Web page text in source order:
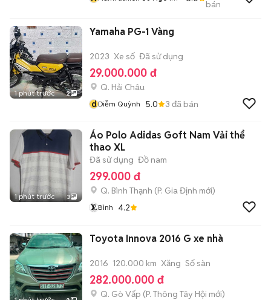
bán
1 phút trước 2
Yamaha PG-1 Vàng
2023 Xe số Đã sử dụng
29.000.000 đ
Q. Hải Châu
dDiễm Quỳnh 5.0 3 đã bán
1 phút trước 3
Áo Polo Adidas Goft Nam Vải thể
thao XL
Đã sử dụng Đồ nam
299.000 đ
Q. Bình Thạnh (P. Gia Định mới)
Bình 4.2
Toyota Innova 2016 G xe nhà
2016 120.000 km Xăng Số sàn
282.000.000 đ
Q. Gò Vấp (P. Thông Tây Hội mới)